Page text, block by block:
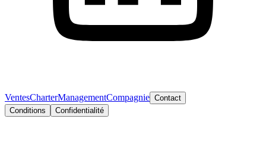
VentesCharterManagementCompagnie Contact
Conditions
Confidentialité